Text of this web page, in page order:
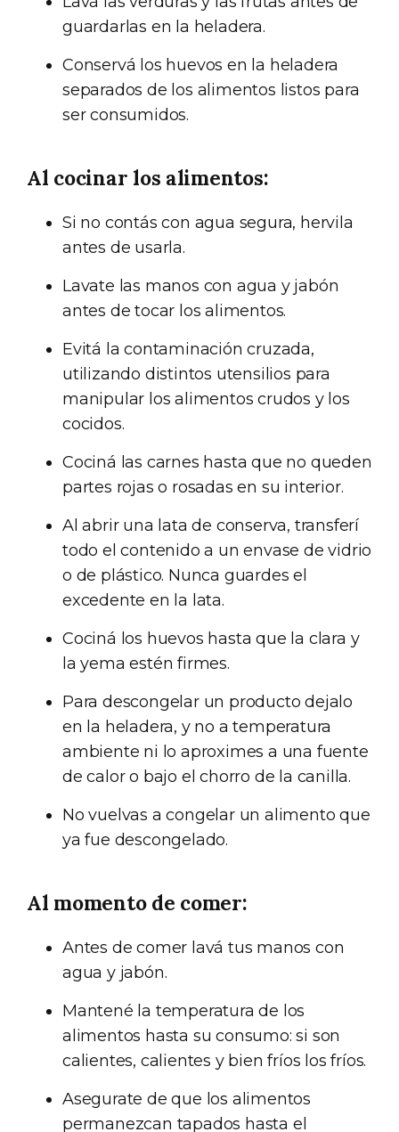
guardarlas en la heladera.
Conservá los huevos en la heladera
separados de los alimentos listos para
ser consumidos.
Al cocinar los alimentos:
Si no contás con agua segura, hervila
antes de usarla.
Lavate las manos con agua y jabón
antes de tocar los alimentos.
Evitá la contaminación cruzada,
utilizando distintos utensilios para
manipular los alimentos crudos y los
cocidos.
Cociná las carnes hasta que no queden
partes rojas o rosadas en su interior.
Al abrir una lata de conserva, transferí
todo el contenido a un envase de vidrio
o de plástico. Nunca guardes el
excedente en la lata.
Cociná los huevos hasta que la clara y
la yema estén firmes.
Para descongelar un producto dejalo
en la heladera, y no a temperatura
ambiente ni lo aproximes a una fuente
de calor o bajo el chorro de la canilla.
No vuelvas a congelar un alimento que
ya fue descongelado.
Al momento de comer:
Antes de comer lavá tus manos con
agua y jabón.
Mantené la temperatura de los
alimentos hasta su consumo: si son
calientes, calientes y bien fríos los fríos.
Asegurate de que los alimentos
permanezcan tapados hasta el